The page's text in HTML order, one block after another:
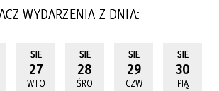
WYDARZENIA Z DNIA:
SIE
27
WTO
SIE
28
ŚRO
SIE
29
CZW
SIE
30
PIĄ